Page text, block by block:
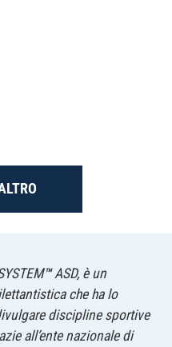
™ASD, è un
che ha lo
discipline sportive
all’ente nazionale di